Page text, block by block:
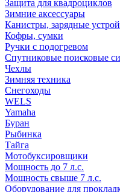
Защита для квадроциклов
Зимние аксессуары
Канистры, зарядные
Кофры, сумки
Ручки с подогревом
Спутниковые поисковые
Чехлы
Зимняя техника
Снегоходы
WELS
Yamaha
Буран
Рыбинка
Тайга
Мотобуксировщики
Мощность до 7 л.с.
Мощность свыше 7 л.с.
Оборудование для